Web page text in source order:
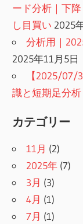
ード分析｜下
し目買い 2025
分析用｜
2025年11月5日
【2025/07/
識と短期足分
カテゴリー
11月 (2)
2025年 (7)
3月 (3)
4月 (1)
7月 (1)